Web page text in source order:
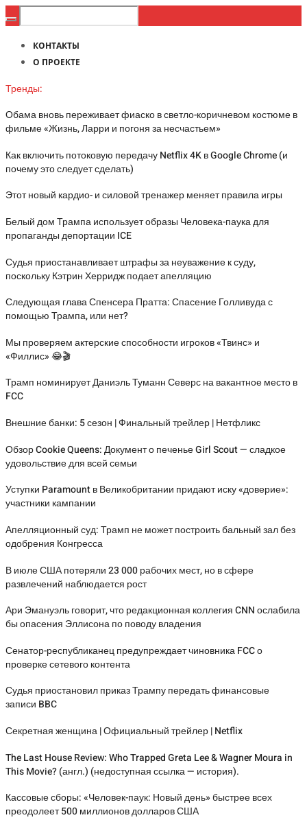
КОНТАКТЫ
О ПРОЕКТЕ
Тренды:
Обама вновь переживает фиаско в светло-коричневом костюме в
фильме «Жизнь, Ларри и погоня за несчастьем»
Как включить потоковую передачу Netflix 4K в Google Chrome (и
почему это следует сделать)
Этот новый кардио- и силовой тренажер меняет правила игры
Белый дом Трампа использует образы Человека-паука для
пропаганды депортации ICE
Судья приостанавливает штрафы за неуважение к суду,
поскольку Кэтрин Херридж подает апелляцию
Следующая глава Спенсера Пратта: Спасение Голливуда с
помощью Трампа, или нет?
Мы проверяем актерские способности игроков «Твинс» и
«Филлис» 😂🎬
Трамп номинирует Даниэль Туманн Северс на вакантное место в
FCC
Внешние банки: 5 сезон | Финальный трейлер | Нетфликс
Обзор Cookie Queens: Документ о печенье Girl Scout — сладкое
удовольствие для всей семьи
Уступки Paramount в Великобритании придают иску «доверие»:
участники кампании
Апелляционный суд: Трамп не может построить бальный зал без
одобрения Конгресса
В июле США потеряли 23 000 рабочих мест, но в сфере
развлечений наблюдается рост
Ари Эмануэль говорит, что редакционная коллегия CNN ослабила
бы опасения Эллисона по поводу владения
Сенатор-республиканец предупреждает чиновника FCC о
проверке сетевого контента
Судья приостановил приказ Трампу передать финансовые
записи BBC
Секретная женщина | Официальный трейлер | Netflix
The Last House Review: Who Trapped Greta Lee & Wagner Moura in
This Movie? (англ.) (недоступная ссылка — история).
Кассовые сборы: «Человек-паук: Новый день» быстрее всех
преодолеет 500 миллионов долларов США